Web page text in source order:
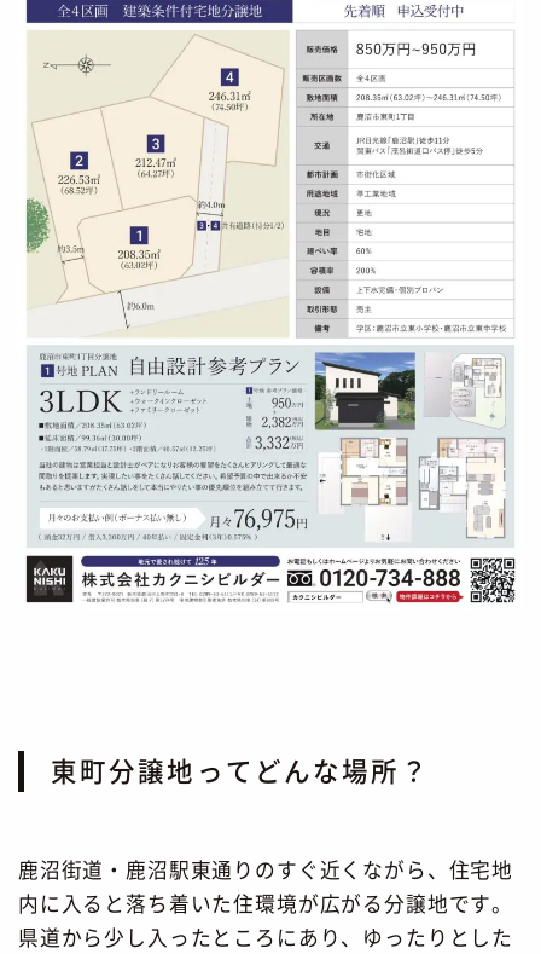
東町分譲地ってどんな場所？
鹿沼街道・鹿沼駅東通りのすぐ近くながら、住宅地
内に入ると落ち着いた住環境が広がる分譲地です。
県道から少し入ったところにあり、ゆったりとした